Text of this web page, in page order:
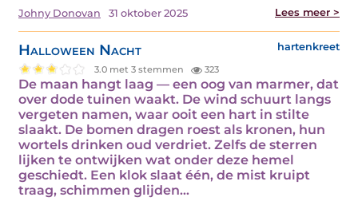
Johny Donovan 31 oktober 2025 Lees meer >
Halloween Nacht hartenkreet
3.0 met 3 stemmen 323
De maan hangt laag — een oog van marmer, dat
over dode tuinen waakt. De wind schuurt langs
vergeten namen, waar ooit een hart in stilte
slaakt. De bomen dragen roest als kronen, hun
wortels drinken oud verdriet. Zelfs de sterren
lijken te ontwijken wat onder deze hemel
geschiedt. Een klok slaat één, de mist kruipt
traag, schimmen glijden…